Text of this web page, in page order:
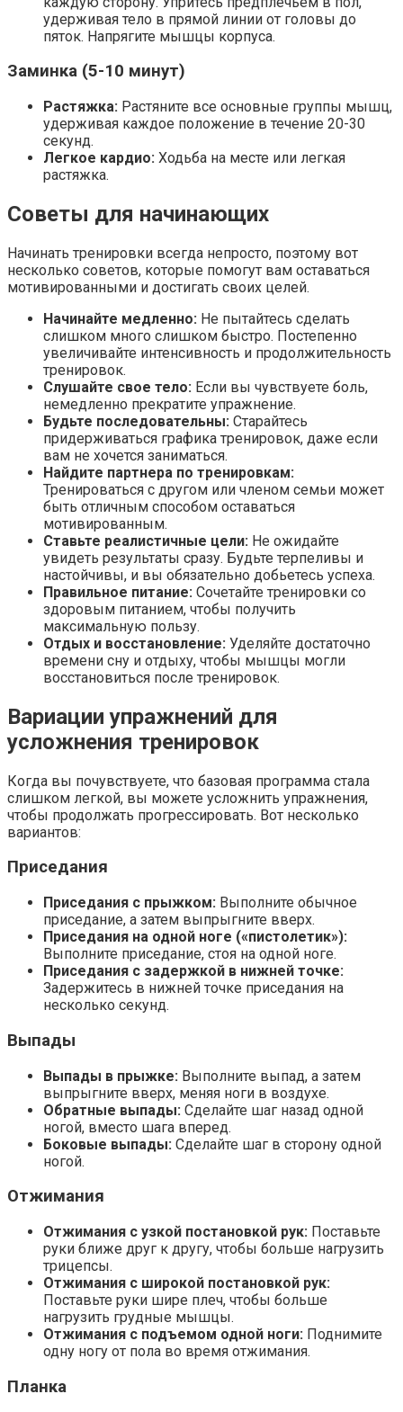
удерживая тело в прямой линии от головы до
пяток. Напрягите мышцы корпуса.
Заминка (5-10 минут)
Растяжка: Растяните все основные группы мышц,
удерживая каждое положение в течение 20-30
секунд.
Легкое кардио: Ходьба на месте или легкая
растяжка.
Советы для начинающих
Начинать тренировки всегда непросто, поэтому вот
несколько советов, которые помогут вам оставаться
мотивированными и достигать своих целей.
Начинайте медленно: Не пытайтесь сделать
слишком много слишком быстро. Постепенно
увеличивайте интенсивность и продолжительность
тренировок.
Слушайте свое тело: Если вы чувствуете боль,
немедленно прекратите упражнение.
Будьте последовательны: Старайтесь
придерживаться графика тренировок, даже если
вам не хочется заниматься.
Найдите партнера по тренировкам:
Тренироваться с другом или членом семьи может
быть отличным способом оставаться
мотивированным.
Ставьте реалистичные цели: Не ожидайте
увидеть результаты сразу. Будьте терпеливы и
настойчивы, и вы обязательно добьетесь успеха.
Правильное питание: Сочетайте тренировки со
здоровым питанием, чтобы получить
максимальную пользу.
Отдых и восстановление: Уделяйте достаточно
времени сну и отдыху, чтобы мышцы могли
восстановиться после тренировок.
Вариации упражнений для
усложнения тренировок
Когда вы почувствуете, что базовая программа стала
слишком легкой, вы можете усложнить упражнения,
чтобы продолжать прогрессировать. Вот несколько
вариантов:
Приседания
Приседания с прыжком: Выполните обычное
приседание, а затем выпрыгните вверх.
Приседания на одной ноге («пистолетик»):
Выполните приседание, стоя на одной ноге.
Приседания с задержкой в нижней точке:
Задержитесь в нижней точке приседания на
несколько секунд.
Выпады
Выпады в прыжке: Выполните выпад, а затем
выпрыгните вверх, меняя ноги в воздухе.
Обратные выпады: Сделайте шаг назад одной
ногой, вместо шага вперед.
Боковые выпады: Сделайте шаг в сторону одной
ногой.
Отжимания
Отжимания с узкой постановкой рук: Поставьте
руки ближе друг к другу, чтобы больше нагрузить
трицепсы.
Отжимания с широкой постановкой рук:
Поставьте руки шире плеч, чтобы больше
нагрузить грудные мышцы.
Отжимания с подъемом одной ноги: Поднимите
одну ногу от пола во время отжимания.
Планка